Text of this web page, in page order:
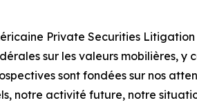
Private Securities
sur les valeurs mobilières, y
sont fondées sur nos
notre activité future, notre